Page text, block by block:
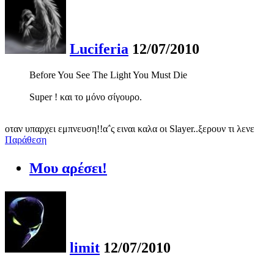
Luciferia 12/07/2010
Before You See The Light You Must Die
Super ! και το μόνο σίγουρο.
οταν υπαρχει εμπνευση!!α΅ς ειναι καλα οι Slayer..ξερουν τι λενε
Παράθεση
Μου αρέσει!
limit 12/07/2010